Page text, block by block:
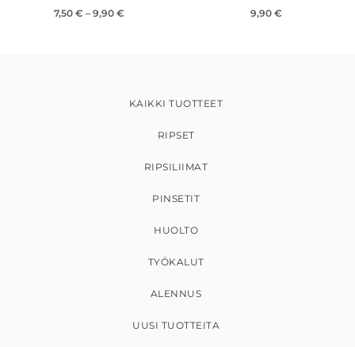
7,50 € – 9,90 €
9,90 €
KAIKKI TUOTTEET
RIPSET
RIPSILIIMAT
PINSETIT
HUOLTO
TYÖKALUT
ALENNUS
UUSI TUOTTEITA